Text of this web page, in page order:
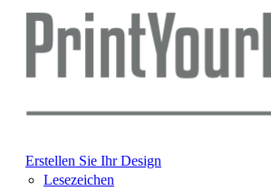
Erstellen Sie Ihr Design
Lesezeichen